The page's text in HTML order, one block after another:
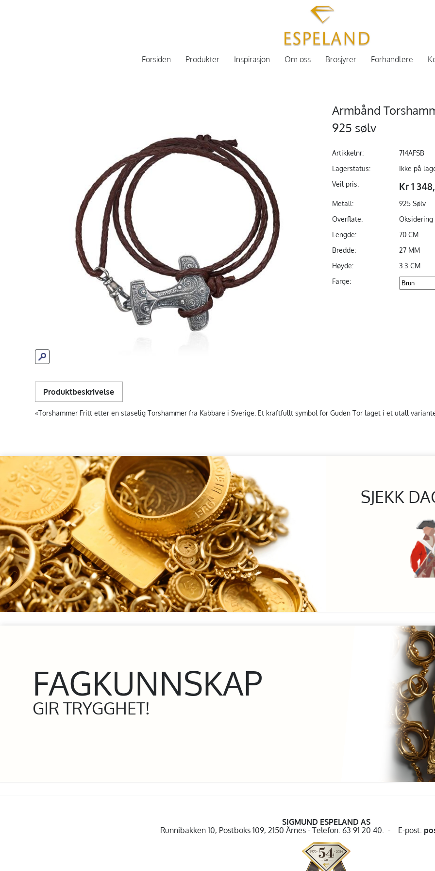
Forsiden Produkter Inspirasjon Om oss Brosjyrer Forhandlere
Armbånd
925 sølv
Artikkelnr:
714AFSB
Lagerstatus:
Ikke på
Veil pris:
Kr 1
Metall:
925 Sølv
Overflate:
Oksidering
Lengde:
70 CM
Bredde:
27 MM
Høyde:
3.3 CM
Farge:
Produktbeskrivelse
«Torshammer Fritt etter en staselig Torshammer fra Kabbare i Sverige. Et kraftfullt symbol for Guden Tor laget i et utall
SJEKK
FAGKUNNSKAP
GIR TRYGGHET!
SIGMUND ESPELAND AS
Runnibakken 10, Postboks 109, 2150 Årnes - Telefon: 63 91 20 40. - E-post: